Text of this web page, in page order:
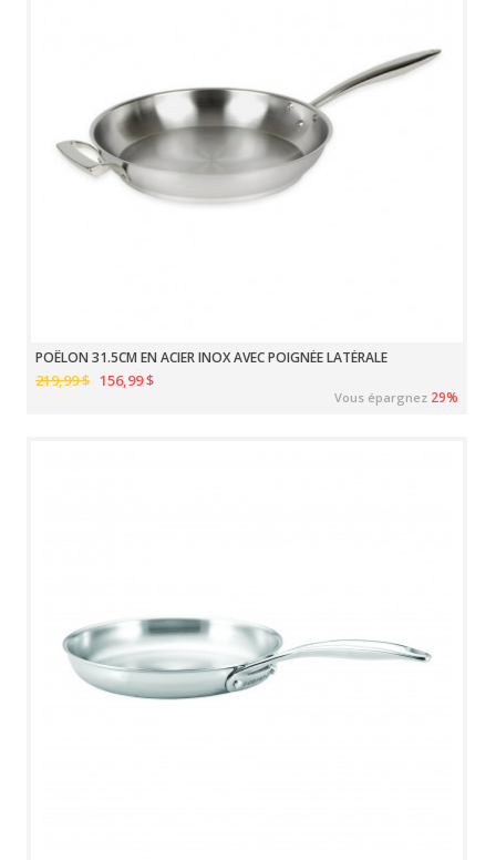
POÊLON 31.5CM EN ACIER INOX AVEC POIGNÉE LATÉRALE
219,99 $ 156,99 $
Vous épargnez 29%